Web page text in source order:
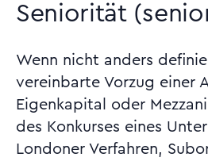
Seniorität
Wenn nicht anders
vereinbarte Vorzug einer
Eigenkapital oder
des Konkurses eines
Londoner Verfahren,